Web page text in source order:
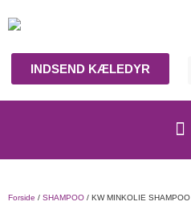
INDSEND KÆLEDYR
Forside / SHAMPOO / KW MINKOLIE SHAMPOO